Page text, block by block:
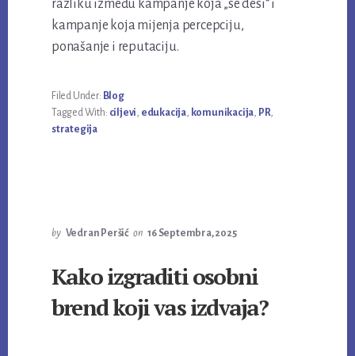
razliku između kampanje koja „se desi“ i
kampanje koja mijenja percepciju,
ponašanje i reputaciju.
Filed Under: Blog
Tagged With: ciljevi, edukacija, komunikacija, PR,
strategija
by Vedran Peršić on 16 Septembra, 2025
Kako izgraditi osobni
brend koji vas izdvaja?